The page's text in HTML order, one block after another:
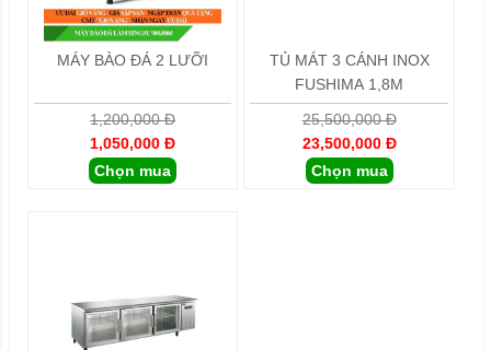
MÁY BÀO ĐÁ 2 LƯỠI
1,200,000 Đ
1,050,000 Đ
Chọn mua
TỦ MÁT 3 CÁNH INOX
FUSHIMA 1,8M
25,500,000 Đ
23,500,000 Đ
Chọn mua